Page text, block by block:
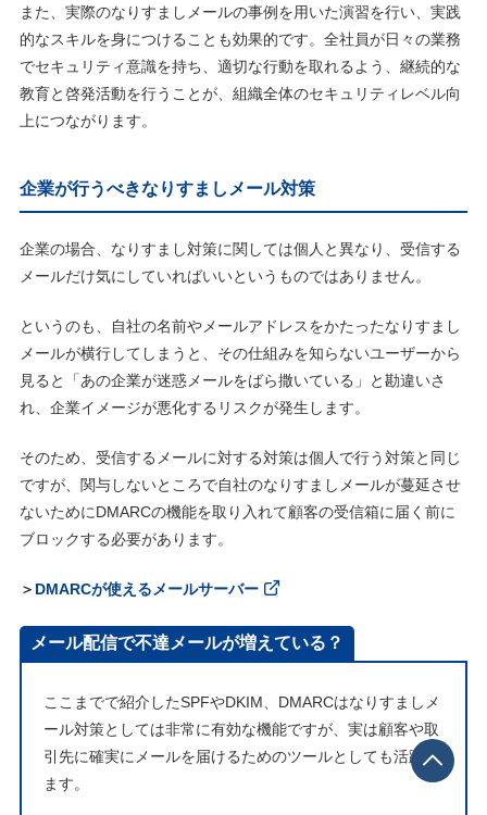
また、実際のなりすましメールの事例を用いた演習を行い、実践
的なスキルを身につけることも効果的です。全社員が日々の業務
でセキュリティ意識を持ち、適切な行動を取れるよう、継続的な
教育と啓発活動を行うことが、組織全体のセキュリティレベル向
上につながります。
企業が行うべきなりすましメール対策
企業の場合、なりすまし対策に関しては個人と異なり、受信する
メールだけ気にしていればいいというものではありません。
というのも、自社の名前やメールアドレスをかたったなりすまし
メールが横行してしまうと、その仕組みを知らないユーザーから
見ると「あの企業が迷惑メールをばら撒いている」と勘違いさ
れ、企業イメージが悪化するリスクが発生します。
そのため、受信するメールに対する対策は個人で行う対策と同じ
ですが、関与しないところで自社のなりすましメールが蔓延させ
ないためにDMARCの機能を取り入れて顧客の受信箱に届く前に
ブロックする必要があります。
＞ DMARCが使えるメールサーバー
メール配信で不達メールが増えている？
ここまでで紹介したSPFやDKIM、DMARCはなりすましメ
ール対策としては非常に有効な機能ですが、実は顧客や取
引先に確実にメールを届けるためのツールとしても活躍し
ます。